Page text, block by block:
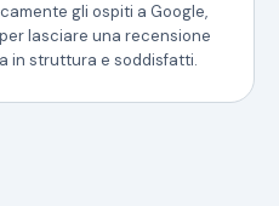
gli ospiti a Google,
lasciare una recensione
in struttura e soddisfatti.